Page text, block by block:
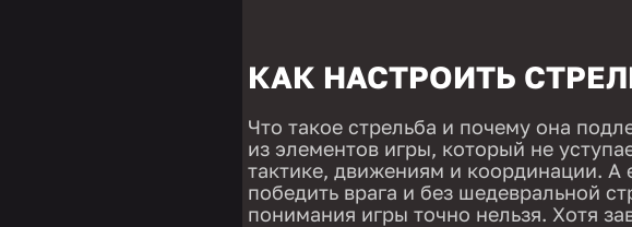
КАК НАСТРОИТЬ
Что такое стрельба и почему она
из элементов игры, который не
тактике, движениям и координации.
победить врага и без шедевральной
понимания игры точно нельзя. Хотя